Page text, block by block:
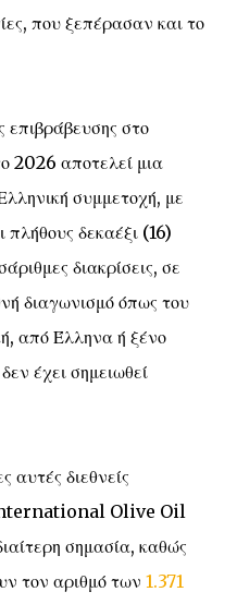
που ξεπέρασαν και το
επιβράβευσης στο
2026 αποτελεί μια
συμμετοχή, με
δεκαέξι (16)
διακρίσεις, σε
διαγωνισμό όπως του
από Έλληνα ή ξένο
έχει σημειωθεί
αυτές διεθνείς
International Olive Oil
σημασία, καθώς
τον αριθμό των 1.371